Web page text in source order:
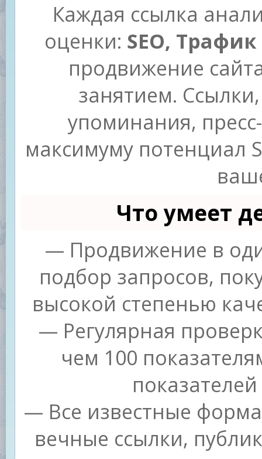
Каждая ссылка
оценки: SEO,
продвижение
занятием.
упоминания,
максимуму потенциал
Что умеет
— Продвижение в
подбор запросов,
высокой степенью
— Регулярная
чем 100
— Все известные
вечные ссылки,